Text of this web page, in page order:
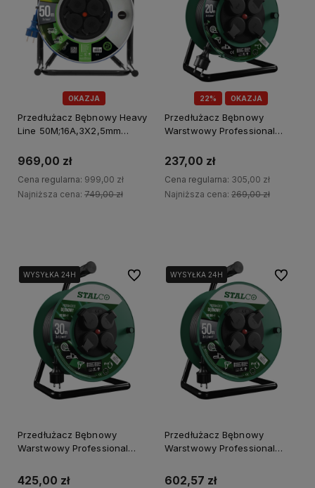
OKAZJA
Przedłużacz Bębnowy Heavy
Line 50M;16A,3X2,5mm
969,00 zł
Cena regularna: 999,00 zł
Najniższa cena: 749,00 zł
22% OKAZJA
Przedłużacz Bębnowy
Warstwowy Professional
46600
237,00 zł
Cena regularna: 305,00 zł
Najniższa cena: 269,00 zł
WYSYŁKA 24H
WYSYŁKA 24H
Przedłużacz Bębnowy
Warstwowy Professional
46605
425,00 zł
Do ulubionychWYSYŁKA 24H
Przedłużacz Bębnowy
Warstwowy Professional
46607
602,57 zł
Do